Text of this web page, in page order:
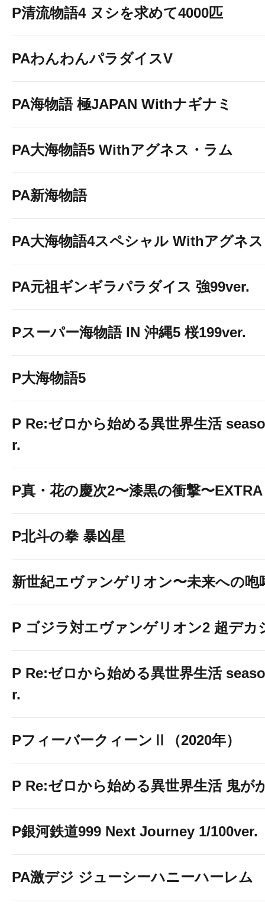
P清流物語4 ヌシを求めて4000匹
PAわんわんパラダイスV
PA海物語 極JAPAN Withナギナミ
PA大海物語5 Withアグネス・ラム
PA新海物語
PA大海物語4スペシャル Withアグネ
PA元祖ギンギラパラダイス 強99ver.
Pスーパー海物語 IN 沖縄5 桜199ver.
P大海物語5
P Re:ゼロから始める異世界生活
r.
P真・花の慶次2〜漆黒の衝撃〜
P北斗の拳 暴凶星
新世紀エヴァンゲリオン〜未来への咆
P ゴジラ対エヴァンゲリオン2 超デカ
P Re:ゼロから始める異世界生活
r.
PフィーバークィーンⅡ（2020年）
P Re:ゼロから始める異世界生活 鬼が
P銀河鉄道999 Next Journey 1/100ver.
PA激デジ ジューシーハニーハーレム